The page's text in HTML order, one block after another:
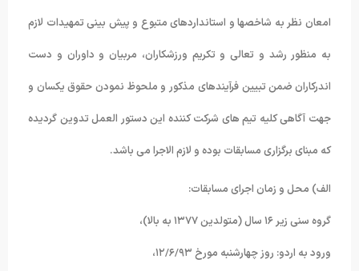
امعان نظر به شاخصها و استانداردهای متبوع و پیش بینی تمهیدات لازم
به منظور رشد و تعالی و تکریم ورزشکاران، مربیان و داوران و دست
اندرکاران ضمن تبیین فرآیندهای مذکور و ملحوظ نمودن حقوق یکسان و
جهت آگاهی کلیه تیم های شرکت کننده این دستور العمل تدوین گردیده
که مبنای برگزاری مسابقات بوده و لازم الاجرا می باشد.
الف) محل و زمان اجرای مسابقات:
گروه سنی زیر ۱۶ سال (متولدین ۱۳۷۷ به بالا)،
ورود به اردو: روز چهارشنبه مورخ ۱۲/۶/۹۳،